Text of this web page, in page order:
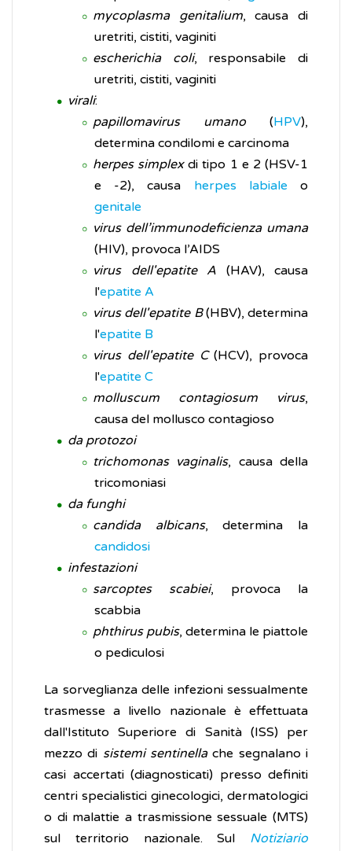
mycoplasma genitalium, causa di
uretriti, cistiti, vaginiti
escherichia coli, responsabile di
uretriti, cistiti, vaginiti
virali:
papillomavirus umano(HPV),
determina condilomi e carcinoma
herpes simplexdi tipo 1 e 2 (HSV-1
e -2), causa herpes labiale o
genitale
virus dell’immunodeficienza umana
(HIV), provoca l’AIDS
virus dell'epatite A (HAV), causa
l'epatite A
virus dell'epatite B(HBV), determina
l'epatite B
virus dell'epatite C(HCV), provoca
l'epatite C
molluscum contagiosum virus,
causa del mollusco contagioso
da protozoi
trichomonas vaginalis, causa della
tricomoniasi
da funghi
candida albicans, determina la
candidosi
infestazioni
sarcoptes scabiei, provoca la
scabbia
phthirus pubis, determina le piattole
o pediculosi
La sorveglianza delle infezioni sessualmente
trasmesse a livello nazionale è effettuata
dall'Istituto Superiore di Sanità (ISS) per
mezzo di sistemi sentinellache segnalano i
casi accertati (diagnosticati) presso definiti
centri specialistici ginecologici, dermatologici
o di malattie a trasmissione sessuale (MTS)
sul territorio nazionale. Sul Notiziario